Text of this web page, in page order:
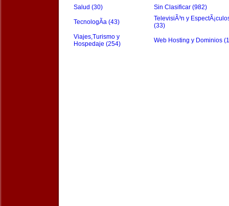
Salud (30)
Sin Clasificar (982)
TecnologÃ­a (43)
TelevisiÃ³n y
(33)
Viajes,Turismo y
Hospedaje (254)
Web Hosting y Dominios